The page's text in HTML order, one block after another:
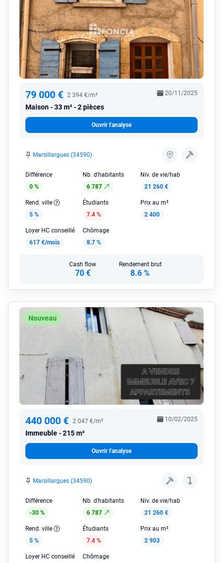
79 000 € 2 394 €/m²
Maison 33 m² - 2 pièces
20/11/2025
Ouvrir l'analyse
Marsillargues (34590)
Différence
0 %
Nb. d'habitants
6 787
Niv. de vie/hab
21 260 €
Rend. ville
5 %
Étudiants
7.4 %
Prix au m²
2 400
Loyer HC conseillé
617 €/mois
Chômage
8.7 %
Cash flow
70 €
Rendement brut
8.6 %
Nouveau
440 000 € 2 047 €/m²
Immeuble 215 m²
10/02/2025
Ouvrir l'analyse
Marsillargues (34590)
Différence
-30 %
Nb. d'habitants
6 787
Niv. de vie/hab
21 260 €
Rend. ville
5 %
Étudiants
7.4 %
Prix au m²
2 903
Loyer HC conseillé
Chômage